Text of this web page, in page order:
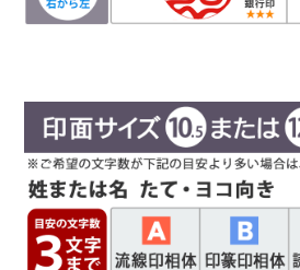
専用ワックスで一本一本を丁寧に磨き上げ
の和やかな美しい木目と茶褐色の高級感
まさに古代の生命に直接触れているかの
風格、強度、捺印性、全てに優れた木製
感は、お使いになるお客様の運気をも上げ
Ｄ篆書体 （てんしょたい）
す。厳粛で、格調高い
す。紙幣に捺される由
行う文字数やバランス
は異なり「上下左右
合」がありますので、
欄にお書き添え下さい。